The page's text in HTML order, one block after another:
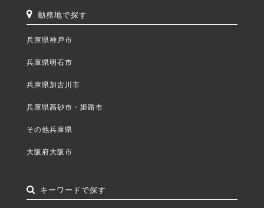
勤務地で探す
兵庫県神戸市
兵庫県明石市
兵庫県加古川市
兵庫県高砂市・姫路市
その他兵庫県
大阪府大阪市
キーワードで探す